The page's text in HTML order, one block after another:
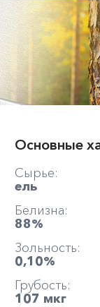
Основные
Сырье:
ель
Белизна:
88%
Зольность:
0,10%
Грубость:
107 мкг